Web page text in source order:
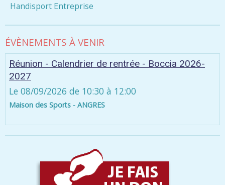
Handisport Entreprise
ÉVÈNEMENTS À VENIR
Réunion - Calendrier de rentrée - Boccia 2026-
2027
Le 08/09/2026 de 10:30 à 12:00
Maison des Sports - ANGRES